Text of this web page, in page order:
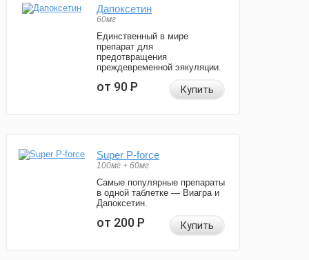
Дапоксетин
60мг
Единственный в мире
препарат для
предотвращения
преждевременной эякуляции.
от 90Р Купить
Super P-force
100мг + 60мг
Самые популярные препараты
в одной таблетке — Виагра и
Дапоксетин.
от 200Р Купить